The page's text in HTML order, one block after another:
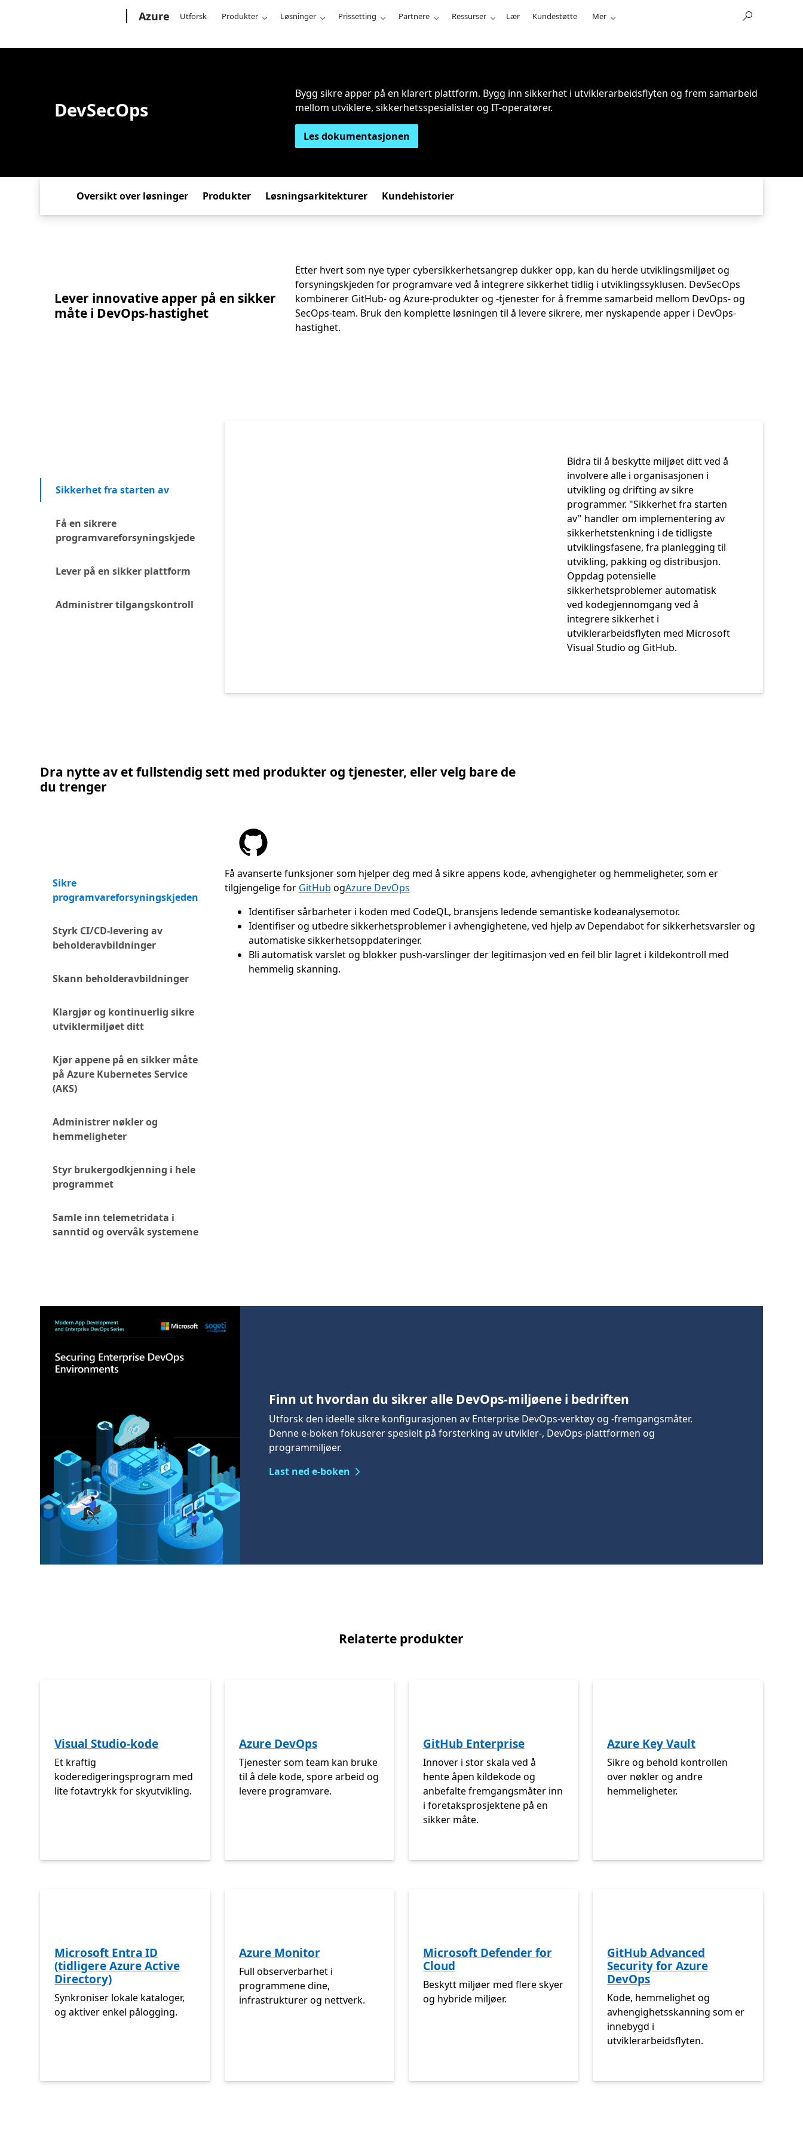
Azure Utforsk Produkter Løsninger Prissetting Partnere Ressurser Lær Kundestøtte Mer
DevSecOps
Bygg sikre apper på en klarert plattform. Bygg inn sikkerhet i utviklerarbeidsflyten og frem samarbeid
mellom utviklere, sikkerhetsspesialister og IT-operatører.
Les dokumentasjonen
Oversikt over løsninger Produkter Løsningsarkitekturer Kundehistorier
Lever innovative apper på en sikker
måte i DevOps-hastighet
Etter hvert som nye typer cybersikkerhetsangrep dukker opp, kan du herde utviklingsmiljøet og
forsyningskjeden for programvare ved å integrere sikkerhet tidlig i utviklingssyklusen. DevSecOps
kombinerer GitHub- og Azure-produkter og -tjenester for å fremme samarbeid mellom DevOps- og
SecOps-team. Bruk den komplette løsningen til å levere sikrere, mer nyskapende apper i DevOps-
hastighet.
Sikkerhet fra starten av
Få en sikrere
programvareforsyningskjede
Lever på en sikker plattform
Administrer tilgangskontroll
Bidra til å beskytte miljøet ditt ved å
involvere alle i organisasjonen i
utvikling og drifting av sikre
programmer. "Sikkerhet fra starten
av" handler om implementering av
sikkerhetstenkning i de tidligste
utviklingsfasene, fra planlegging til
utvikling, pakking og distribusjon.
Oppdag potensielle
sikkerhetsproblemer automatisk
ved kodegjennomgang ved å
integrere sikkerhet i
utviklerarbeidsflyten med Microsoft
Visual Studio og GitHub.
Dra nytte av et fullstendig sett med produkter og tjenester, eller velg bare de
du trenger
Sikre
programvareforsyningskjeden
Styrk CI/CD-levering av
beholderavbildninger
Skann beholderavbildninger
Klargjør og kontinuerlig sikre
utviklermiljøet ditt
Kjør appene på en sikker måte
på Azure Kubernetes Service
(AKS)
Administrer nøkler og
hemmeligheter
Styr brukergodkjenning i hele
programmet
Samle inn telemetridata i
sanntid og overvåk systemene
Få avanserte funksjoner som hjelper deg med å sikre appens kode, avhengigheter og hemmeligheter, som er
tilgjengelige for GitHub ogAzure DevOps
Identifiser sårbarheter i koden med CodeQL, bransjens ledende semantiske kodeanalysemotor.
Identifiser og utbedre sikkerhetsproblemer i avhengighetene, ved hjelp av Dependabot for sikkerhetsvarsler og
automatiske sikkerhetsoppdateringer.
Bli automatisk varslet og blokker push-varslinger der legitimasjon ved en feil blir lagret i kildekontroll med
hemmelig skanning.
Finn ut hvordan du sikrer alle DevOps-miljøene i bedriften
Utforsk den ideelle sikre konfigurasjonen av Enterprise DevOps-verktøy og -fremgangsmåter.
Denne e-boken fokuserer spesielt på forsterking av utvikler-, DevOps-plattformen og
programmiljøer.
Last ned e-boken
Relaterte produkter
Visual Studio-kode
Et kraftig
koderedigeringsprogram med
lite fotavtrykk for skyutvikling.
Azure DevOps
Tjenester som team kan bruke
til å dele kode, spore arbeid og
levere programvare.
GitHub Enterprise
Innover i stor skala ved å
hente åpen kildekode og
anbefalte fremgangsmåter inn
i foretaksprosjektene på en
sikker måte.
Azure Key Vault
Sikre og behold kontrollen
over nøkler og andre
hemmeligheter.
Microsoft Entra ID
(tidligere Azure Active
Directory)
Synkroniser lokale kataloger,
og aktiver enkel pålogging.
Azure Monitor
Full observerbarhet i
programmene dine,
infrastrukturer og nettverk.
Microsoft Defender for
Cloud
Beskytt miljøer med flere skyer
og hybride miljøer.
GitHub Advanced
Security for Azure
DevOps
Kode, hemmelighet og
avhengighetsskanning som er
innebygd i
utviklerarbeidsflyten.